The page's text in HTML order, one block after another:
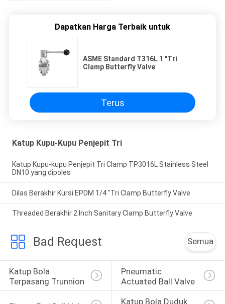
Dapatkan Harga Terbaik untuk
ASME Standard T316L 1 "Tri
Clamp Butterfly Valve
Terus
Katup Kupu-Kupu Penjepit Tri
Katup Kupu-kupu Penjepit Tri Clamp TP3016L Stainless Steel
DN10 yang dipoles
Dilas Berakhir Kursi EPDM 1/4 "Tri Clamp Butterfly Valve
Threaded Berakhir 2 Inch Sanitary Clamp Butterfly Valve
Bad Request Semua
Katup Bola
Terpasang Trunnion
Pneumatic
Actuated Ball Valve
Katup Bola Duduk